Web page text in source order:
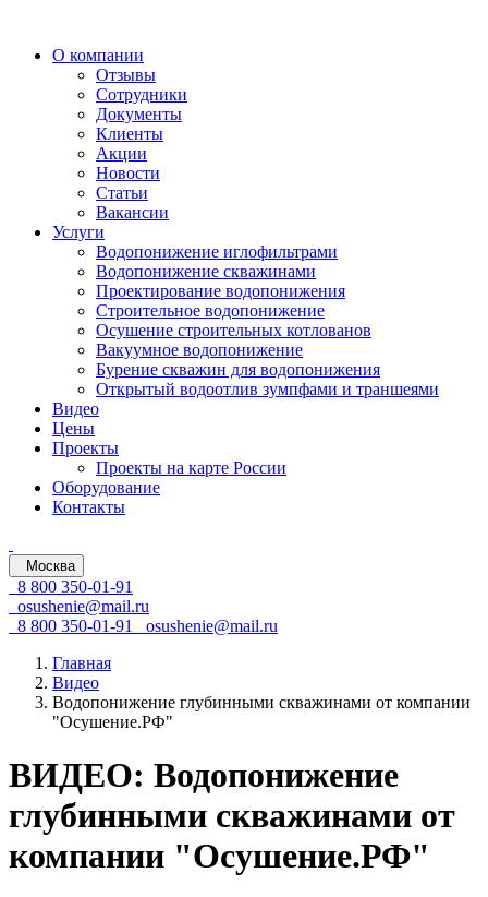
О компании
Отзывы
Сотрудники
Документы
Клиенты
Акции
Новости
Статьи
Вакансии
Услуги
Водопонижение иглофильтрами
Водопонижение скважинами
Проектирование водопонижения
Строительное водопонижение
Осушение строительных котлованов
Вакуумное водопонижение
Бурение скважин для водопонижения
Открытый водоотлив зумпфами и траншеями
Видео
Цены
Проекты
Проекты на карте России
Оборудование
Контакты
Москва
8 800 350-01-91
osushenie@mail.ru
8 800 350-01-91
osushenie@mail.ru
Главная
Видео
Водопонижение глубинными скважинами от компании
"Осушение.РФ"
ВИДЕО: Водопонижение
глубинными скважинами от
компании "Осушение.РФ"